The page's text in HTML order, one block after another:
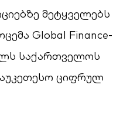
მეტყველებს
Global Finance-
საქართველოს
ციფრულ